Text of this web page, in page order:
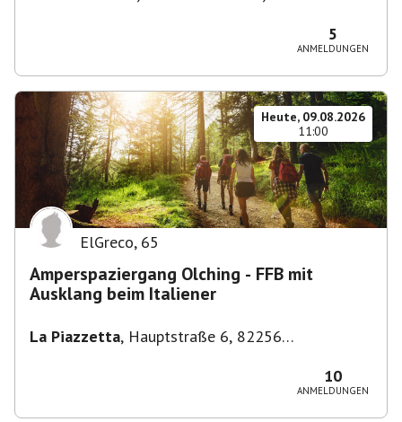
5
ANMELDUNGEN
Heute, 09.08.2026
11:00
ElGreco, 65
Amperspaziergang Olching - FFB mit
Ausklang beim Italiener
La Piazzetta, Hauptstraße 6, 82256
10
ANMELDUNGEN